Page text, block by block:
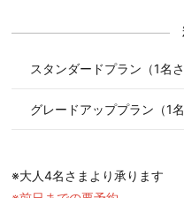
スタンダードプラン（1名さ
グレードアッププラン（1名
※大人4名さまより承ります